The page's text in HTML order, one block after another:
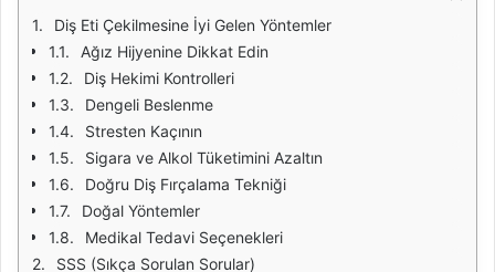
Diş Eti Çekilmesine İyi Gelen Yöntemler
Ağız Hijyenine Dikkat Edin
Diş Hekimi Kontrolleri
Dengeli Beslenme
Stresten Kaçının
Sigara ve Alkol Tüketimini Azaltın
Doğru Diş Fırçalama Tekniği
Doğal Yöntemler
Medikal Tedavi Seçenekleri
SSS (Sıkça Sorulan Sorular)